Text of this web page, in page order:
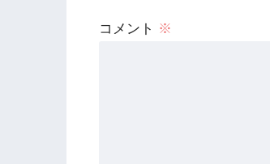
コメント ※